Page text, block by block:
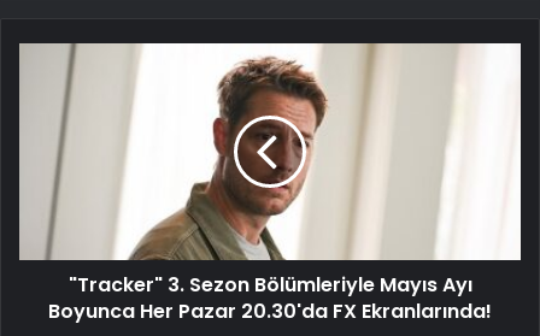
"Tracker" 3. Sezon Bölümleriyle Mayıs Ayı
Boyunca Her Pazar 20.30'da FX Ekranlarında!